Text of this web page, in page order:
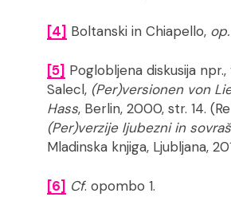
[4] Boltanski in Chiapello,
[5] Poglobljena diskusija npr.,
Salecl,(Per)versionen von
Hass, Berlin, 2000, str. 14.
(Per)verzije ljubezni in
Mladinska knjiga, Ljubljana,
[6] Cf. opombo 1.